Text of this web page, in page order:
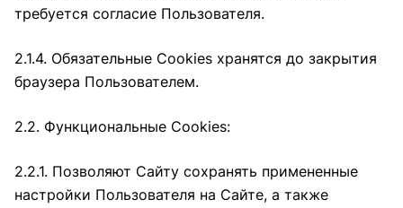
требуется согласие Пользователя.
2.1.4. Обязательные Cookies хранятся до закрытия
браузера Пользователем.
2.2. Функциональные Cookies:
2.2.1. Позволяют Сайту сохранять примененные
настройки Пользователя на Сайте, а также